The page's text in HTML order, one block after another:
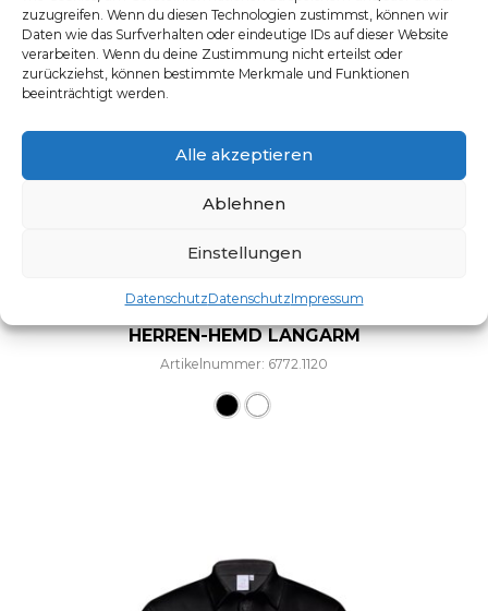
zuzugreifen. Wenn du diesen Technologien zustimmst, können wir
Daten wie das Surfverhalten oder eindeutige IDs auf dieser Website
verarbeiten. Wenn du deine Zustimmung nicht erteilst oder
zurückziehst, können bestimmte Merkmale und Funktionen
beeinträchtigt werden.
Alle akzeptieren
Ablehnen
Einstellungen
DatenschutzDatenschutzImpressum
HERREN-HEMD LANGARM
Artikelnummer: 6772.1120